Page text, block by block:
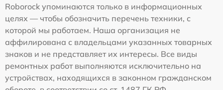
Roborock упоминаются только в информационных
целях — чтобы обозначить перечень техники, с
которой мы работаем. Наша организация не
аффилирована с владельцами указанных товарных
знаков и не представляет их интересы. Все виды
ремонтных работ выполняются исключительно на
устройствах, находящихся в законном гражданском